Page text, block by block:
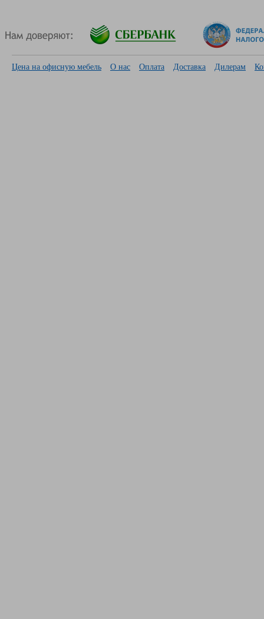
Цена на офисную мебель О нас Оплата Доставка Дилерам